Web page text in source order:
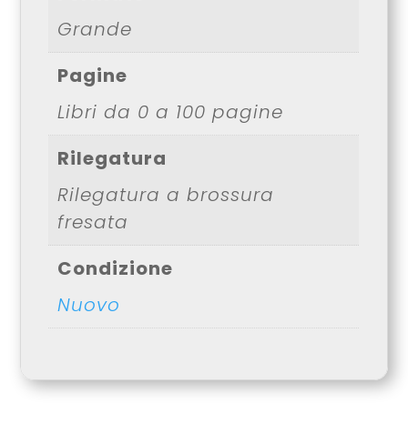
Grande
Pagine
Libri da 0 a 100 pagine
Rilegatura
Rilegatura a brossura
fresata
Condizione
Nuovo